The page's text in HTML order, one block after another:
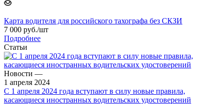
Карта водителя для российского тахографа без СКЗИ
7 000 руб./шт
Подробнее
Статьи
Новости —
1 апреля 2024
С 1 апреля 2024 года вступают в силу новые правила,
касающиеся иностранных водительских удостоверений